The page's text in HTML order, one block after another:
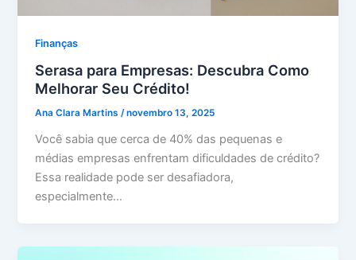
Finanças
Serasa para Empresas: Descubra Como
Melhorar Seu Crédito!
Ana Clara Martins/novembro 13, 2025
Você sabia que cerca de 40% das pequenas e
médias empresas enfrentam dificuldades de crédito?
Essa realidade pode ser desafiadora,
especialmente…